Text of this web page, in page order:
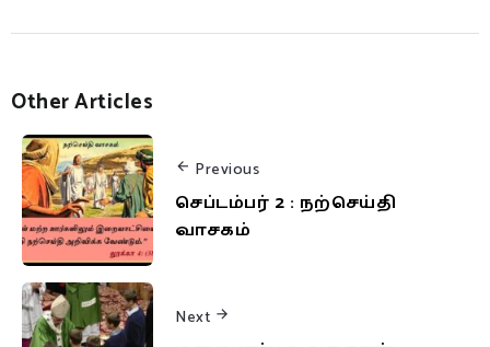
Other Articles
Previous
செப்டம்பர் 2 : நற்செய்தி
வாசகம்
Next